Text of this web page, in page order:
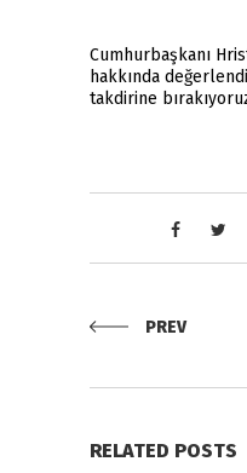
Cumhurbaşkanı
hakkında
takdirine
PREV
RELATED POSTS